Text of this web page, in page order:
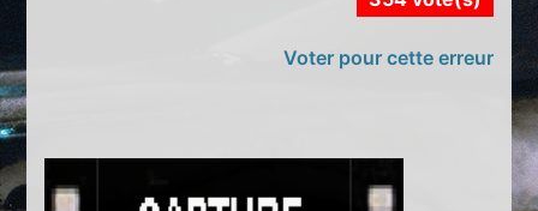
Voter pour cette erreur